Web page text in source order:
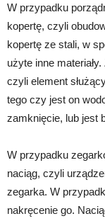
W przypadku
kopertę, czyli
kopertę ze stali, w
użyte inne
czyli element
tego czy jest on
zamknięcie, lub jest
W przypadku
naciąg, czyli
zegarka. W
nakręcenie go.